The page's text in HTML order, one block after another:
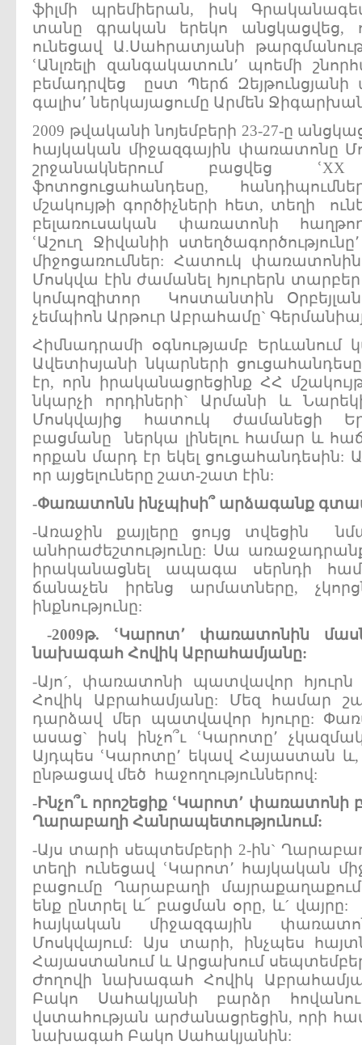
ֆիլմի պրեմիերան, իսկ
տանը գրական երեկո անցկացվեց,
ունեցավ Ա.Սահրատյանի
ՙԱնլռելի զանգակատուն՚ պոեմի
բեմադրվեց ըստ Պերճ
գալիս՚ ներկայացումը Արմեն
2009 թվականի նոյեմբերի 23-27-ը
հայկական միջազգային փառատոնը
շրջանակներում բացվեց
ֆոտոցուցահանդեսը,
մշակույթի գործիչների հետ, տեղի
բելառուսական փառատոնի
ՙԱշուղ Ջիվանիի
միջոցառումներ: Հատուկ
Մոսկվա էին ժամանել հյուրերն տարբեր
կոմպոզիտոր Կոստանտին
չեմպիոն Արթուր Աբրահամը`
Հիմնադրամի օգնությամբ Երևանում
Ավետիսյանի նկարների
էր, որն իրականացրեցինք ՀՀ
նկարչի որդիների` Արմանի և
Մոսկվայից հատուկ ժամանեցի
բացմանը ներկա լինելու համար և
որքան մարդ էր եկել ցուցահանդեսին:
որ այցելուները շատ-շատ էին:
-Փառատոնն ինչպիսի՞ արձագանք
-Առաջին քայլերը ցույց տվեցին
անհրաժեշտությունը: Սա
իրականացնել ապագա սերնդի
ճանաչեն իրենց արմատները,
ինքնությունը:
-2009թ. ՙԿարոտ՚ փառատոնին
նախագահ Հովիկ Աբրահամյանը:
-Այո´, փառատոնի պատվավոր
Հովիկ Աբրահամյանը: Մեզ համար
դարձավ մեր պատվավոր հյուրը:
ասաց` իսկ ինչո՞ւ ՙԿարոտը՚
Այդպես ՙԿարոտը՚ եկավ Հայաստան և,
ընթացավ մեծ հաջողություններով:
-Ինչո՞ւ որոշեցիք ՙԿարոտ՚ փառատոնի
Ղարաբաղի Հանրապետությունում:
-Այս տարի սեպտեմբերի 2-ին`
տեղի ունեցավ ՙԿարոտ՚ հայկական
բացումը Ղարաբաղի
ենք ընտրել և՜ բացման օրը, և´
հայկական միջազգային
Մոսկվայում: Այս տարի, ինչպես
Հայաստանում և Արցախում
Ժողովի նախագահ Հովիկ
Բակո Սահակյանի բարձր
վստահության արժանացրեցին, որի
նախագահ Բակո Սահակյանին: